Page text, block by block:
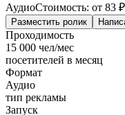
АудиоСтоимость: от 83 ₽
Разместить ролик
Проходимость
15 000 чел/мес
посетителей в месяц
Формат
Аудио
тип рекламы
Запуск